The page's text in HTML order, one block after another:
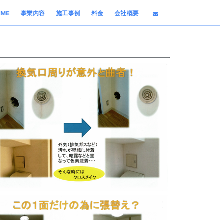
事業内容 施工事例 料金 会社概要
HOME
会社概要